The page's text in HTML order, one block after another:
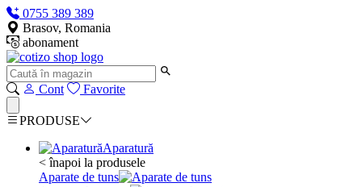
0755 389 389
Brasov, Romania
abonament
Cont Favorite
PRODUSE
Aparatură
< înapoi la produsele
Aparate de tuns